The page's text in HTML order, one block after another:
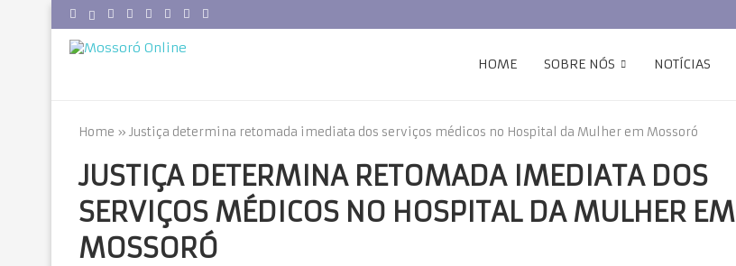
HOME SOBRE NÓS NOTÍCIAS
Home » Justiça determina retomada imediata dos serviços médicos no Hospital da Mulher em Mossoró
JUSTIÇA DETERMINA RETOMADA IMEDIATA DOS
SERVIÇOS MÉDICOS NO HOSPITAL DA MULHER EM
MOSSORÓ